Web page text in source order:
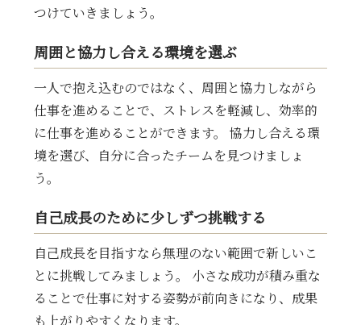
つけていきましょう。
周囲と協力し合える環境を選ぶ
一人で抱え込むのではなく、周囲と協力しながら
仕事を進めることで、ストレスを軽減し、効率的
に仕事を進めることができます。 協力し合える環
境を選び、自分に合ったチームを見つけましょ
う。
自己成長のために少しずつ挑戦する
自己成長を目指すなら無理のない範囲で新しいこ
とに挑戦してみましょう。 小さな成功が積み重な
ることで仕事に対する姿勢が前向きになり、成果
も上がりやすくなります。